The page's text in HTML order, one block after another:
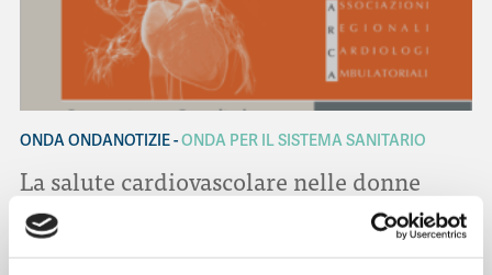
ONDA ONDANOTIZIE ONDA PER IL SISTEMA SANITARIO
La salute cardiovascolare nelle donne
11 Mag 2026